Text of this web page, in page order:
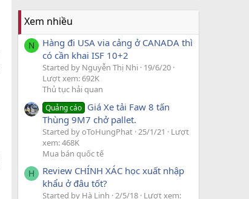
Xem nhiều
N
Hàng đi USA via cảng ở CANADA thì
có cần khai ISF 10+2
Started by Nguyễn Thị Nhi 19/6/20
Lượt xem: 692K
Thủ tục hải quan
Quảng cáo Giá Xe tải Faw 8 tấn
Thùng 9M7 chở pallet.
Started by oToHungPhat 25/1/21
Lượt
xem: 468K
Mua bán quốc tế
H
Review CHÍNH XÁC học xuất nhập
khẩu ở đâu tốt?
Started by Hà Linh 2/5/18 Lượt xem: